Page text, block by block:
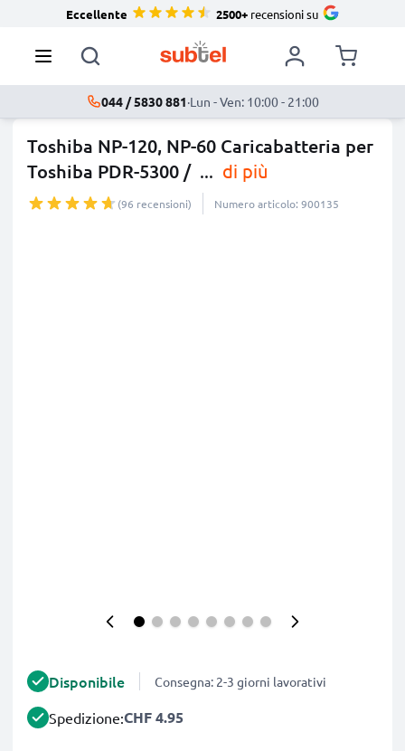
Eccellente 2500+recensioni su
044 / 5830 881·Lun - Ven: 10:00 - 21:00
Toshiba NP-120, NP-60 Caricabatteria per
Toshiba PDR-5300 / ... di più
(96 recensioni) Numero articolo: 900135
Disponibile Consegna: 2-3 giorni lavorativi
Spedizione:CHF 4.95